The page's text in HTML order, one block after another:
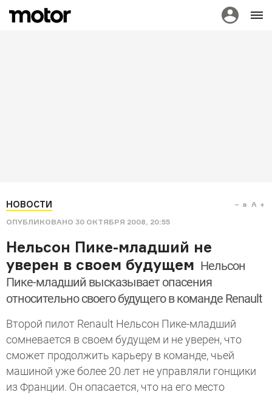
НОВОСТИ
ОПУБЛИКОВАНО 30 ОКТЯБРЯ 2008, 20:55
a A
Нельсон Пике-младший не
уверен в своем будущем Нельсон
Пике-младший высказывает опасения
относительно своего будущего в команде Renault
Второй пилот Renault Нельсон Пике-младший
сомневается в своем будущем и не уверен, что
сможет продолжить карьеру в команде, чьей
машиной уже более 20 лет не управляли гонщики
из Франции. Он опасается, что на его место